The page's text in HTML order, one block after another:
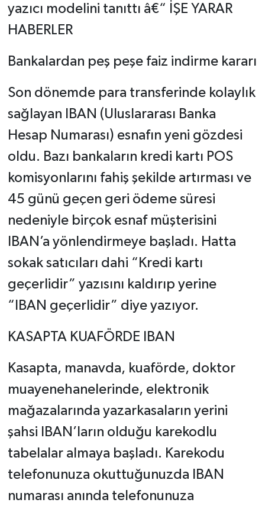
yazıcı modelini tanıttı â€“ İŞE YARAR
HABERLER
Bankalardan peş peşe faiz indirme kararı
Son dönemde para transferinde kolaylık
sağlayan IBAN (Uluslararası Banka
Hesap Numarası) esnafın yeni gözdesi
oldu. Bazı bankaların kredi kartı POS
komisyonlarını fahiş şekilde artırması ve
45 günü geçen geri ödeme süresi
nedeniyle birçok esnaf müşterisini
IBAN’a yönlendirmeye başladı. Hatta
sokak satıcıları dahi “Kredi kartı
geçerlidir” yazısını kaldırıp yerine
“IBAN geçerlidir” diye yazıyor.
KASAPTA KUAFÖRDE IBAN
Kasapta, manavda, kuaförde, doktor
muayenehanelerinde, elektronik
mağazalarında yazarkasaların yerini
şahsi IBAN’ların olduğu karekodlu
tabelalar almaya başladı. Karekodu
telefonunuza okuttuğunuzda IBAN
numarası anında telefonunuza